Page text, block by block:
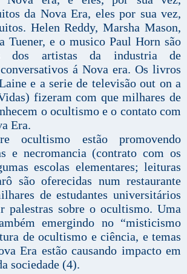
da Nova Era, eles por sua vez,
Helen Reddy, Marsha Mason,
Tuener, e o musico Paul Horn são
dos artistas da industria de
á Nova era. Os livros
e a serie de televisão out on a
fizeram com que milhares de
o ocultismo e o contato com
Era.
ocultismo estão promovendo
e necromancia (contrato com os
escolas elementares; leituras
são oferecidas num restaurante
de estudantes universitários
palestras sobre o ocultismo. Uma
emergindo no “misticismo
de ocultismo e ciência, e temas
Era estão causando impacto em
sociedade (4).